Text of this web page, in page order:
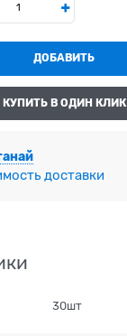
ДОБАВИТЬ
КУПИТЬ В ОДИН КЛИК
доставки
30шт